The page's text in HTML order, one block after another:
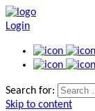
Login
Search for:
Skip to content